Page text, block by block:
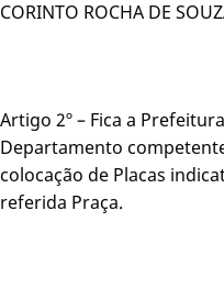
CORINTO ROCHA DE
Artigo 2º – Fica a
Departamento
colocação de Placas
referida Praça.